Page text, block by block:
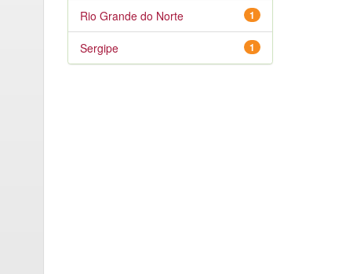
1
Rio Grande do Norte
1
Sergipe